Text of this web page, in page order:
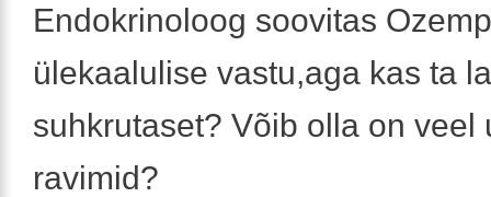
Endokrinoloog soovitas
ülekaalulise vastu,aga kas ta
suhkrutaset? Võib olla on veel
ravimid?